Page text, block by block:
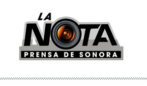
La Nota Prensa De Sonora